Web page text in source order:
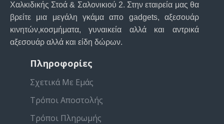
Χαλκιδικής Στοά & Σαλονικιού 2. Στην εταιρεία μας θα
βρείτε μια μεγάλη γκάμα απο gadgets, αξεσουάρ
κινητών,κοσμήματα, γυναικεία αλλά και αντρικά
αξεσουάρ αλλά και είδη δώρων.
Πληροφορίες
Σχετικά Με Εμάς
Τρόποι Αποστολής
Τρόποι Πληρωμής